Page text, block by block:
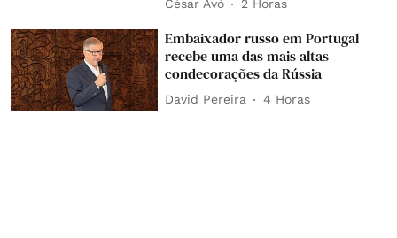
César Avó 2 Horas
Embaixador russo em Portugal
recebe uma das mais altas
condecorações da Rússia
David Pereira 4 Horas